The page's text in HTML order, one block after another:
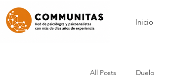
Inicio
All Posts Duelo